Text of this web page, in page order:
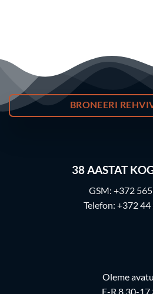
BRONEERI
38AASTAT
GSM: +372
Telefon: +372 44
Oleme
E-R 8.30-